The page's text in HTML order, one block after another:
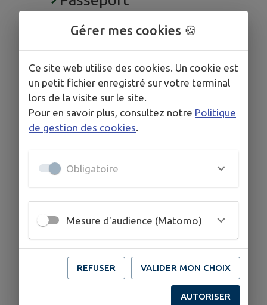
Inscription électorale
Recensement citoyen
Concession cimetière
Location salle des fêtes
Arrêtés préfectoraux
Covoiturage
Gérer mes cookies 🍪
Ce site web utilise des cookies. Un cookie est
un petit fichier enregistré sur votre terminal
lors de la visite sur le site.
Pour en savoir plus, consultez notre Politique
de gestion des cookies.
Obligatoire
Mesure d'audience (Matomo)
REFUSER VALIDER MON CHOIX
AUTORISER